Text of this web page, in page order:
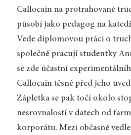
Callocain na protrahované
působí jako pedagog na
Vede diplomovou práci o
společně pracují studentky
se zde účastní
Callocain těsně před jeho
Zápletka se pak točí okolo
nesrovnalostí v datech od
korporátu. Mezi občasné